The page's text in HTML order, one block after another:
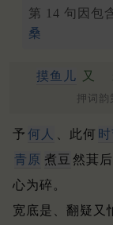
第 14 句因包
桑
摸鱼儿 又
押词韵
予 何人 、此何
青原 煮豆 然萁
心为碎。
宽底是、翻疑又